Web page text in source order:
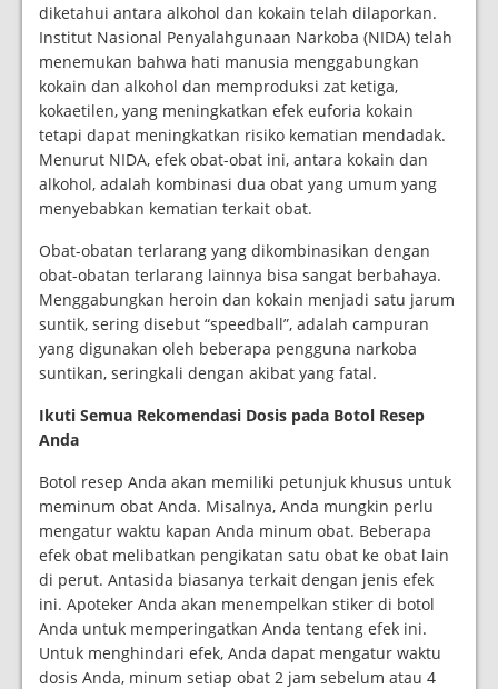
diketahui antara alkohol dan kokain telah dilaporkan.
Institut Nasional Penyalahgunaan Narkoba (NIDA) telah
menemukan bahwa hati manusia menggabungkan
kokain dan alkohol dan memproduksi zat ketiga,
kokaetilen, yang meningkatkan efek euforia kokain
tetapi dapat meningkatkan risiko kematian mendadak.
Menurut NIDA, efek obat-obat ini, antara kokain dan
alkohol, adalah kombinasi dua obat yang umum yang
menyebabkan kematian terkait obat.
Obat-obatan terlarang yang dikombinasikan dengan
obat-obatan terlarang lainnya bisa sangat berbahaya.
Menggabungkan heroin dan kokain menjadi satu jarum
suntik, sering disebut “speedball”, adalah campuran
yang digunakan oleh beberapa pengguna narkoba
suntikan, seringkali dengan akibat yang fatal.
Ikuti Semua Rekomendasi Dosis pada Botol Resep
Anda
Botol resep Anda akan memiliki petunjuk khusus untuk
meminum obat Anda. Misalnya, Anda mungkin perlu
mengatur waktu kapan Anda minum obat. Beberapa
efek obat melibatkan pengikatan satu obat ke obat lain
di perut. Antasida biasanya terkait dengan jenis efek
ini. Apoteker Anda akan menempelkan stiker di botol
Anda untuk memperingatkan Anda tentang efek ini.
Untuk menghindari efek, Anda dapat mengatur waktu
dosis Anda, minum setiap obat 2 jam sebelum atau 4